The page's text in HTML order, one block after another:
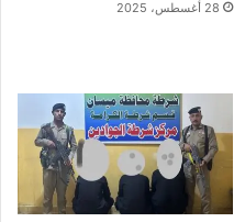
28 أغسطس، 2025